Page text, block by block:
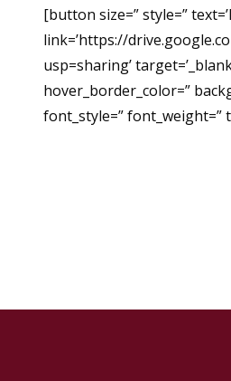
[button size=” style=”
link=’https://
usp=sharing’
hover_border_color=”
font_style=” font_weight=”